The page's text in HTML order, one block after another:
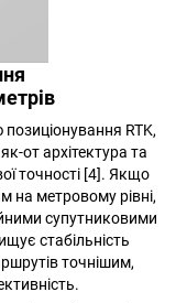
позиціонування RTK,
от архітектура та
точності [4]. Якщо
на метровому рівні,
супутниковими
стабільність
точнішим,